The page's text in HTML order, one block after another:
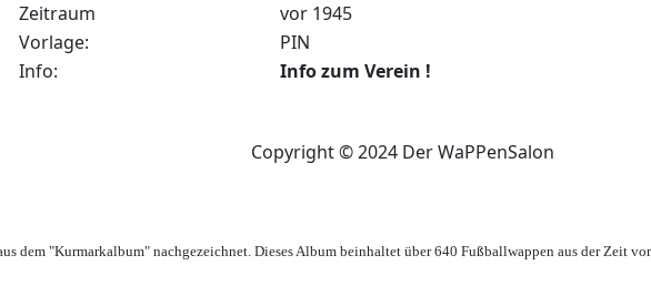
Zeitraum
vor 1945
Vorlage:
PIN
Info:
Info zum Verein !
Copyright © 2024 Der WaPPenSalon
dem "Kurmarkalbum" nachgezeichnet. Dieses Album beinhaltet über 640 Fußballwappen aus der Zeit